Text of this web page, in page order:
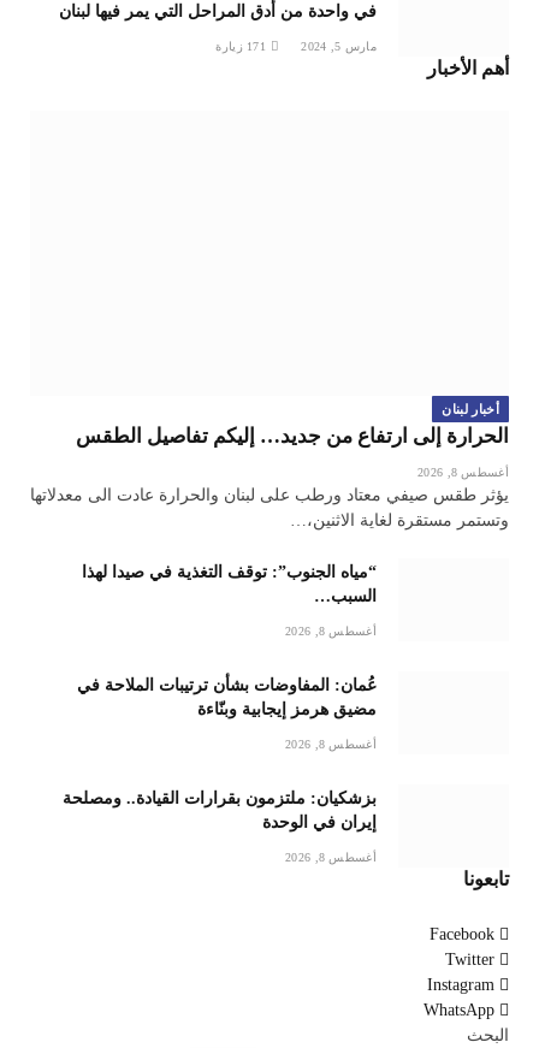
في واحدة من أدق المراحل التي يمر فيها لبنان
مارس 5, 2024 171 زيارة
أهم الأخبار
أخبار لبنان
الحرارة إلى ارتفاع من جديد… إليكم تفاصيل الطقس
أغسطس 8, 2026
يؤثر طقس صيفي معتاد ورطب على لبنان والحرارة عادت الى معدلاتها
وتستمر مستقرة لغاية الاثنين،…
“مياه الجنوب”: توقف التغذية في صيدا لهذا
السبب…
أغسطس 8, 2026
عُمان: المفاوضات بشأن ترتيبات الملاحة في
مضيق هرمز إيجابية وبنّاءة
أغسطس 8, 2026
بزشكيان: ملتزمون بقرارات القيادة.. ومصلحة
إيران في الوحدة
أغسطس 8, 2026
تابعونا
Facebook
Twitter
Instagram
WhatsApp
البحث